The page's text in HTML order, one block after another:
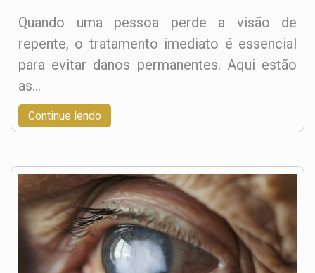
Quando uma pessoa perde a visão de
repente, o tratamento imediato é essencial
para evitar danos permanentes. Aqui estão
as…
Continue lendo